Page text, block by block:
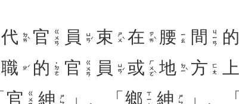
代 ㄉㄞˋ 官 ㄍㄨㄢ 員 ㄩㄢˊ 束 ㄕㄨˋ 在 ㄗㄞˋ 腰 ㄧㄠ 間 ㄐㄧㄢ 的
職 ㄓˊ 的 ˙ㄉㄜ 官 ㄍㄨㄢ 員 ㄩㄢˊ 或 ㄏㄨㄛˋ 地 ㄉㄧˋ 方 ㄈㄤ 上
官 ㄍㄨㄢ 紳 ㄕㄣ 」、「 鄉 ㄒㄧㄤ 紳 ㄕㄣ 」、「